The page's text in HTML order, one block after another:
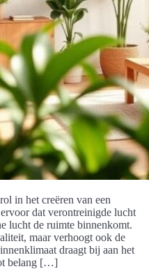
in het creëren van een
dat verontreinigde lucht
lucht de ruimte binnenkomt.
maar verhoogt ook de
draagt bij aan het
belang […]